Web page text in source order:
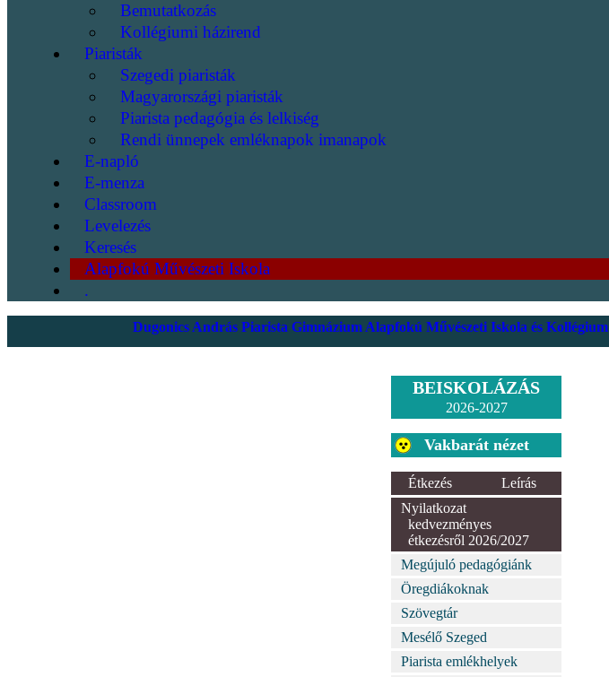
Bemutatkozás
Kollégiumi házirend
Piaristák
Szegedi piaristák
Magyarországi piaristák
Piarista pedagógia és lelkiség
Rendi ünnepek emléknapok imanapok
E-napló
E-menza
Classroom
Levelezés
Keresés
Alapfokú Művészeti Iskola
.
Dugonics András Piarista Gimnázium Alapfokú Művészeti Iskola és Kollégium
BEISKOLÁZÁS
2026-2027
Vakbarát nézet
Étkezés
Leírás
Nyilatkozat
kedvezményes
étkezésről 2026/2027
Megújuló pedagógiánk
Öregdiákoknak
Szövegtár
Mesélő Szeged
Piarista emlékhelyek